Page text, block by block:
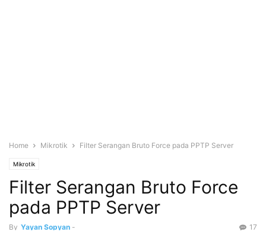
Home Mikrotik Filter Serangan Bruto Force pada PPTP Server
Mikrotik
Filter Serangan Bruto Force
pada PPTP Server
By Yayan Sopyan - 17